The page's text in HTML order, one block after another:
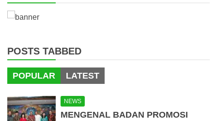
POSTS TABBED
POPULAR LATEST
NEWS
MENGENAL BADAN PROMOSI